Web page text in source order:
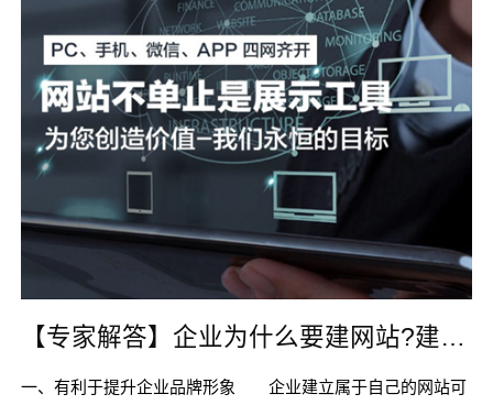
【专家解答】企业为什么要建网站?建网站好处有
一、有利于提升企业品牌形象 企业建立属于自己的网站可